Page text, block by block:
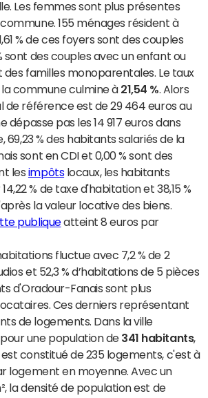
Les femmes sont plus présentes
commune. 155 ménages résident à
% de ces foyers sont des couples
sont des couples avec un enfant ou
des familles monoparentales. Le taux
commune culmine à 21,54 % . Alors
de référence est de 29 464 euros au
dépasse pas les 14 917 euros dans
69,23 % des habitants salariés de la
sont en CDI et 0,00 % sont des
les impôtslocaux, les habitants
% de taxe d'habitation et 38,15 %
la valeur locative des biens.
publiqueatteint 8 euros par
fluctue avec 7,2 % de 2
et 52,3 % d’habitations de 5 pièces
d'Oradour-Fanais sont plus
Ces derniers représentant
de logements. Dans la ville
une population de 341 habitants,
constitué de 235 logements, c'est à
logement en moyenne. Avec un
la densité de population est de